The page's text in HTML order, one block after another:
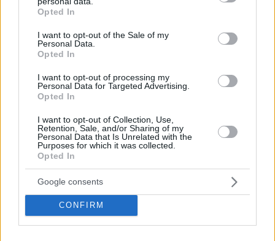
grant or deny consent to Google and its third-party tags to
use your data for below specified purposes in below Google
consent section.
Opted In
I want to opt-out of the Sale of my
Personal Data.
Opted In
I want to opt-out of processing my
Personal Data for Targeted Advertising.
Opted In
I want to opt-out of Collection, Use,
Retention, Sale, and/or Sharing of my
Personal Data that Is Unrelated with the
Purposes for which it was collected.
Opted In
Google consents
CONFIRM
πάρουν τον έλεγχο στην Κούβα
Οκτώ συνήθειες στα πλούσια σπίτια που φαίνονται
παράξενες στον μέσο άνθρωπο
πριν 25 λεπτά
ΔΕΙΤΕ ΟΛΕΣ ΤΙΣ ΕΙΔΗΣΕΙΣ
ΤΑ ΠΙΟ ΔΗΜΟΦΙΛΗ